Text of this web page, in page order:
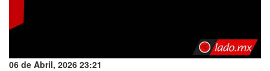
06 de Abril, 2026 23:21